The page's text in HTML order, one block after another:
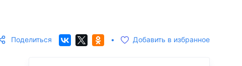
Поделиться • Добавить в избранное